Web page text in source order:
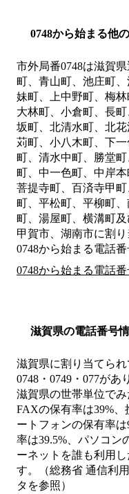
0748から始まる他
市外局番0748は滋賀
町、青山町、池庄町、
妹町、上中野町、梅林
大林町、小倉町、長
坂町、北清水町、北
苅町、小八木町、下
町、清水中町、勝堂
町、中一色町、中岸
菩提寺町、百済寺甲
町、平松町、平柳町
町、湯屋町、横溝町及
甲賀市、湖南市に割り
0748から始まる電話
0748から始まる電話
滋賀県の電話番号
滋賀県に割り当てられ
0748・0749・077があ
滋賀県の世帯単位でみ
FAXの保有率は39%、
ートフォンの保有率
率は39.5%、パソコン
ーネットを誰も利用
す。（総務省 通信利
タを参照）